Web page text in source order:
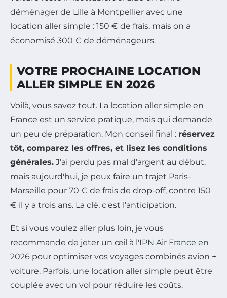
déménager de Lille à Montpellier avec une
location aller simple : 150 € de frais, mais on a
économisé 300 € de déménageurs.
VOTRE PROCHAINE LOCATION
ALLER SIMPLE EN 2026
Voilà, vous savez tout. La location aller simple en
France est un service pratique, mais qui demande
un peu de préparation. Mon conseil final : réservez
tôt, comparez les offres, et lisez les conditions
générales. J'ai perdu pas mal d'argent au début,
mais aujourd'hui, je peux faire un trajet Paris-
Marseille pour 70 € de frais de drop-off, contre 150
€ il y a trois ans. La clé, c'est l'anticipation.
Et si vous voulez aller plus loin, je vous
recommande de jeter un œil à l'IPN Air France en
2026 pour optimiser vos voyages combinés avion +
voiture. Parfois, une location aller simple peut être
couplée avec un vol pour réduire les coûts.